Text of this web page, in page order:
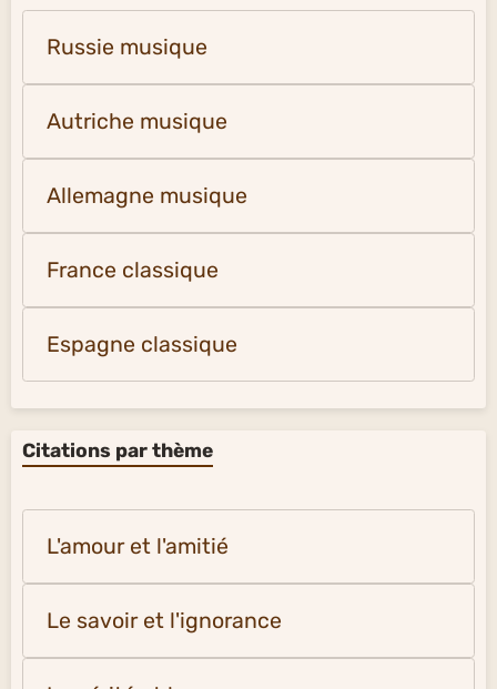
Russie musique
Autriche musique
Allemagne musique
France classique
Espagne classique
Citations par thème
L'amour et l'amitié
Le savoir et l'ignorance